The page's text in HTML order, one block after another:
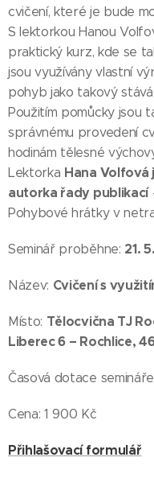
cvičení, které je bude
S lektorkou Hanou
praktický kurz, kde se
jsou využívány vlastní
pohyb jako takový
Použitím pomůcky jsou
správnému provedení
hodinám tělesné
Lektorka Hana Volfová
autorka řady publikací
Pohybové hrátky v
Seminář proběhne: 21.
Název: Cvičení s
Místo: Tělocvična TJ
Liberec 6 – Rochlice,
Časová dotace
Cena: 1 900 Kč
Přihlašovací formulář